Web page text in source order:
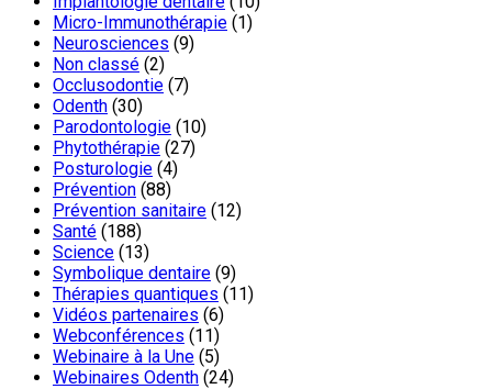
Micro-Immunothérapie (1)
Neurosciences (9)
Non classé (2)
Occlusodontie (7)
Odenth (30)
Parodontologie (10)
Phytothérapie (27)
Posturologie (4)
Prévention (88)
Prévention sanitaire (12)
Santé (188)
Science (13)
Symbolique dentaire (9)
Thérapies quantiques (11)
Vidéos partenaires (6)
Webconférences (11)
Webinaire à la Une (5)
Webinaires Odenth (24)